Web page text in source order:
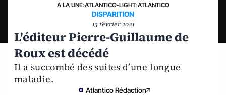
A LA UNE›ATLANTICO-LIGHT›ATLANTICO
DISPARITION
13 février 2021
L'éditeur Pierre-Guillaume de
Roux est décédé
Il a succombé des suites d’une longue
maladie.
Atlantico Rédaction